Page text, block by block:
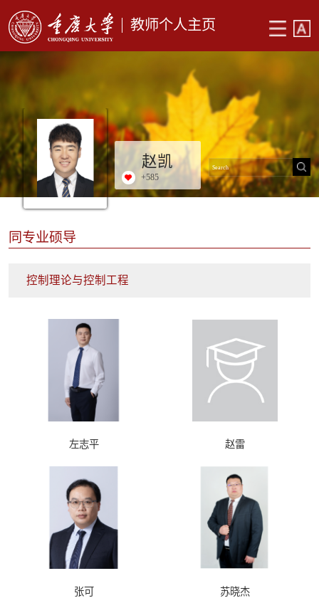
教师个人主页
赵凯
+585
同专业硕导
控制理论与控制工程
左志平 赵雷
张可 苏晓杰